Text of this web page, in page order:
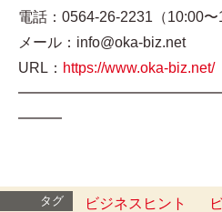
電話：0564-26-2231（10:00〜
メール：info@oka-biz.net
URL： https://www.oka-biz.net/
━━━
タグ ビジネスヒント